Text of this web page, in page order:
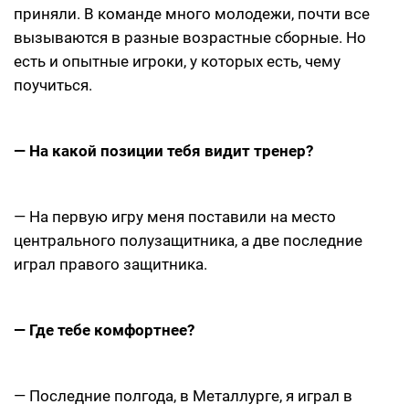
приняли. В команде много молодежи, почти все
вызываются в разные возрастные сборные. Но
есть и опытные игроки, у которых есть, чему
поучиться.
— На какой позиции тебя видит тренер?
— На первую игру меня поставили на место
центрального полузащитника, а две последние
играл правого защитника.
— Где тебе комфортнее?
— Последние полгода, в Металлурге, я играл в